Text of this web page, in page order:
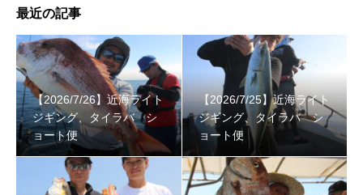
最近の記事
【2026/7/26】近海ライト
ジギング、タイラバ シ
ョート便
【2026/7/25】近海ライト
ジギング、タイラバ シ
ョート便